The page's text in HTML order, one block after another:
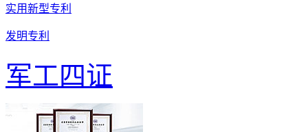
实用新型专利
发明专利
军工四证